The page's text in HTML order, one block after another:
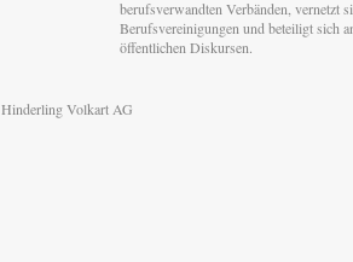
berufsverwandten Verbänden, vernetzt
Berufsvereinigungen und beteiligt sich
öffentlichen Diskursen.
Hinderling Volkart AG